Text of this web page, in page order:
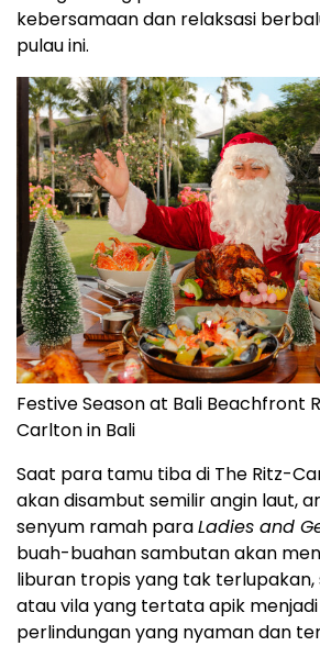
kebersamaan dan relaksasi
pulau ini.
Festive Season at Bali Beachfront
Carlton in Bali
Saat para tamu tiba di The Ritz-
akan disambut semilir angin laut,
senyum ramah paraLadies and
buah-buahan sambutan akan
liburan tropis yang tak
atau vila yang tertata apik
perlindungan yang nyaman dan